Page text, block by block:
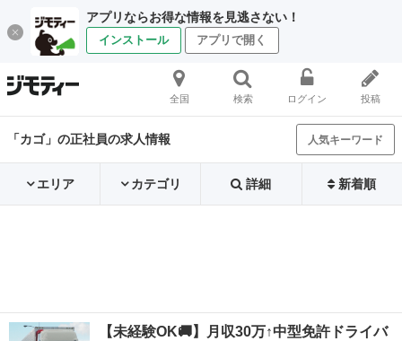
アプリならお得な情報を見逃さない！
インストール アプリで開く
全国 検索 ログイン 投稿
「カゴ」の正社員の求人情報 人気キーワード
エリア カテゴリ 詳細 新着順
【未経験OK🚚】月収30万↑中型免許ドライバ